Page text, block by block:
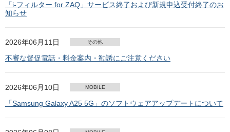
「i-フィルター for ZAQ」サービス終了および新規申込受付終了のお
知らせ
2026年06月11日 その他
不審な督促電話・料金案内・勧誘にご注意ください
2026年06月10日 MOBILE
「Samsung Galaxy A25 5G」のソフトウェアアップデートについて